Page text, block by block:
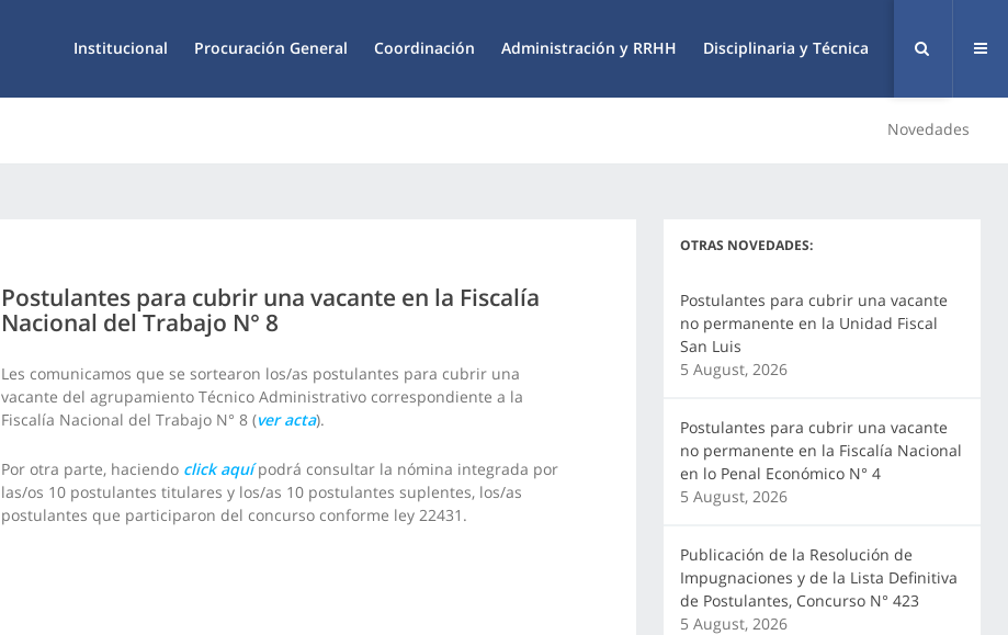
Institucional Procuración General Coordinación Administración y RRHH Disciplinaria y Técnica
Novedades
Postulantes para cubrir una vacante en la Fiscalía
Nacional del Trabajo N° 8
Les comunicamos que se sortearon los/as postulantes para cubrir una
vacante del agrupamiento Técnico Administrativo correspondiente a la
Fiscalía Nacional del Trabajo N° 8 (ver acta).
Por otra parte, haciendo click aquí podrá consultar la nómina integrada por
las/os 10 postulantes titulares y los/as 10 postulantes suplentes, los/as
postulantes que participaron del concurso conforme ley 22431.
OTRAS NOVEDADES:
Postulantes para cubrir una vacante
no permanente en la Unidad Fiscal
San Luis
5 August, 2026
Postulantes para cubrir una vacante
no permanente en la Fiscalía Nacional
en lo Penal Económico N° 4
5 August, 2026
Publicación de la Resolución de
Impugnaciones y de la Lista Definitiva
de Postulantes, Concurso N° 423
5 August, 2026